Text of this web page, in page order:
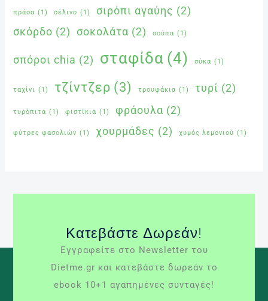
πράσα (1) σέλινο (1) σιρόπι αγαύης (2)
σκόρδο (2) σοκολάτα (2) σούπα (1)
σπόροι chia (2) σταφίδα (4) σύκα (1)
ταχίνι (1) τζίντζερ (3) τρουφάκια (1) τυρί (2)
τυρόπιτα (1) φιστίκια (1) φράουλα (2)
φύτρες φασολιών (1) χουρμάδες (2) χυμός λεμονιού (1)
Κατεβάστε Δωρεάν!
Εγγραφείτε στο Newsletter του
Dietme.gr και κατεβάστε δωρεάν το
ebook 10+1 αγαπημένες συνταγές!